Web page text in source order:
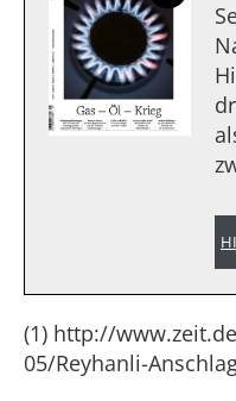
(1) http://
05/Reyhanli-